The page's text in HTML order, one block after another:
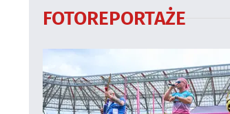
FOTOREPORTAŻE